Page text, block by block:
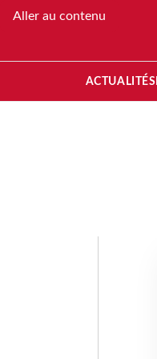
Aller au contenu
ACTUALITÉS